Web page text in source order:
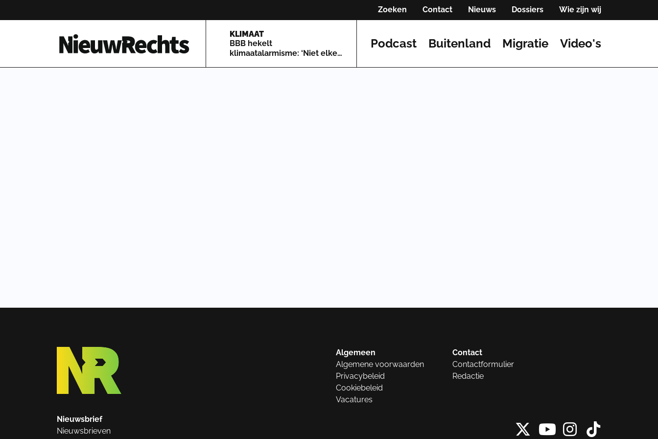
Zoeken Contact Nieuws Dossiers Wie zijn wij
Homepage van NieuwRechts
KLIMAAT
BBB hekelt
klimaatalarmisme: ‘Niet elke
Podcast Buitenland Migratie Video's
Algemeen
Algemene voorwaarden
Privacybeleid
Cookiebeleid
Vacatures
Contact
Contactformulier
Redactie
Nieuwsbrief
Nieuwsbrieven
X vanInstagram
Tiktok